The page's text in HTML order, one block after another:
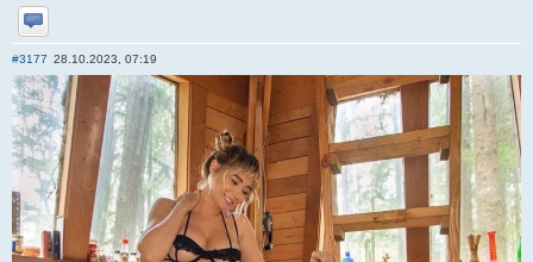
Отправить личное сообщение
#3177 28.10.2023, 07:19